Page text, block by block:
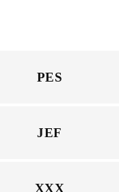
PES
JEF
XXX